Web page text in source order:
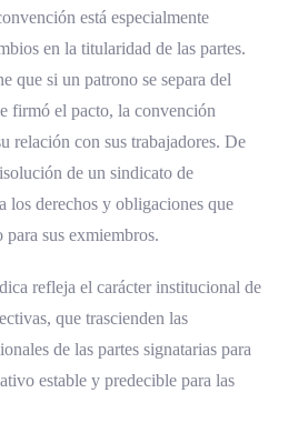
está especialmente
en la titularidad de las partes.
que si un patrono se separa del
firmó el pacto, la convención
relación con sus trabajadores. De
de un sindicato de
los derechos y obligaciones que
sus exmiembros.
refleja el carácter institucional de
que trascienden las
de las partes signatarias para
estable y predecible para las